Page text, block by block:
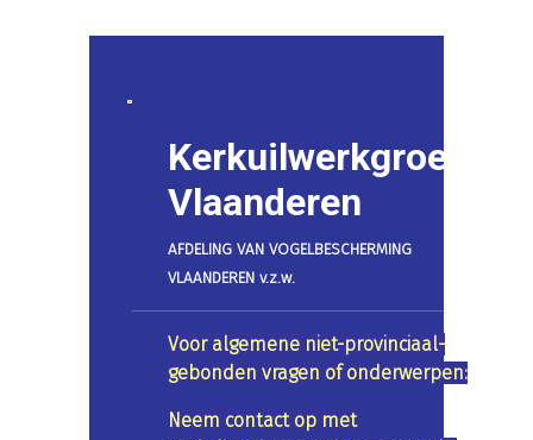
Kerkuilwerkgroep
Vlaanderen
AFDELING VAN VOGELBESCHERMING
VLAANDEREN v.z.w.
Voor algemene niet-provinciaal-
gebonden vragen of onderwerpen:
Neem contact op met